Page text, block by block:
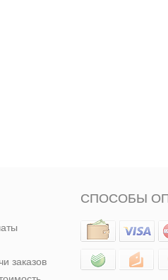
заказов
СПОСОБЫ